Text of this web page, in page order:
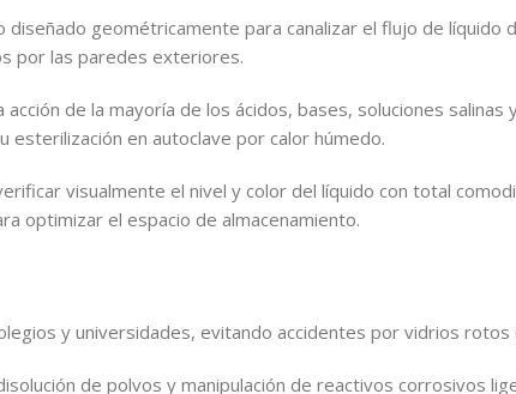
diseñado geométricamente para canalizar el flujo de líquido
por las paredes exteriores.
de la mayoría de los ácidos, bases, soluciones salinas
en autoclave por calor húmedo.
visualmente el nivel y color del líquido con total
optimizar el espacio de almacenamiento.
y universidades, evitando accidentes por vidrios rotos
de polvos y manipulación de reactivos corrosivos